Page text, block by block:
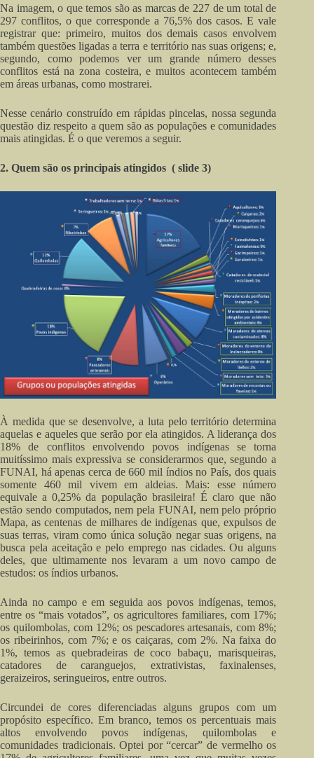
Na imagem, o que temos são as marcas de 227 de um total de
297 conflitos, o que corresponde a 76,5% dos casos. E vale
registrar que: primeiro, muitos dos demais casos envolvem
também questões ligadas a terra e território nas suas origens; e,
segundo, como podemos ver um grande número desses
conflitos está na zona costeira, e muitos acontecem também
em áreas urbanas, como mostrarei.
Nesse cenário construído em rápidas pincelas, nossa segunda
questão diz respeito a quem são as populações e comunidades
mais atingidas. É o que veremos a seguir.
2. Quem são os principais atingidos ( slide 3)
À medida que se desenvolve, a luta pelo território determina
aquelas e aqueles que serão por ela atingidos. A liderança dos
18% de conflitos envolvendo povos indígenas se torna
muitíssimo mais expressiva se considerarmos que, segundo a
FUNAI, há apenas cerca de 660 mil índios no País, dos quais
somente 460 mil vivem em aldeias. Mais: esse número
equivale a 0,25% da população brasileira! É claro que não
estão sendo computados, nem pela FUNAI, nem pelo próprio
Mapa, as centenas de milhares de indígenas que, expulsos de
suas terras, viram como única solução negar suas origens, na
busca pela aceitação e pelo emprego nas cidades. Ou alguns
deles, que ultimamente nos levaram a um novo campo de
estudos: os índios urbanos.
Ainda no campo e em seguida aos povos indígenas, temos,
entre os “mais votados”, os agricultores familiares, com 17%;
os quilombolas, com 12%; os pescadores artesanais, com 8%;
os ribeirinhos, com 7%; e os caiçaras, com 2%. Na faixa do
1%, temos as quebradeiras de coco babaçu, marisqueiras,
catadores de caranguejos, extrativistas, faxinalenses,
geraizeiros, seringueiros, entre outros.
Circundei de cores diferenciadas alguns grupos com um
propósito específico. Em branco, temos os percentuais mais
altos envolvendo povos indígenas, quilombolas e
comunidades tradicionais. Optei por “cercar” de vermelho os